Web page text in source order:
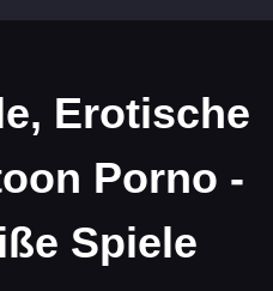
Erotische
Porno -
Spiele